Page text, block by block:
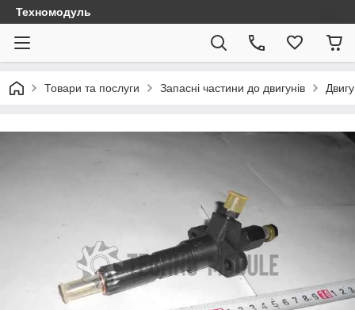
Техномодуль
Товари та послуги Запасні частини до двигунів